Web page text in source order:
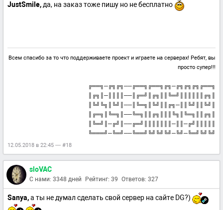
JustSmile,да, на заказ тоже пишу но не бесплатно
Всем спасибо за то что поддерживаете проект и играете на серверах! Ребят, вы
просто супер!!!
╔══╗─╔╗╔╗──╔══╗╔══╗╔╗─╔╗╔╗╔╗╔══╗
║╔╗║─║║║║──║╔═╝║╔╗║║╚═╝║║║║║║╔╗║
║╚╝╚╗║╚╝║──║╚═╗║╚╝║║╔╗─║║╚╝║║╚╝║
║╔═╗║╚═╗║──╚═╗║║╔╗║║║╚╗║╚═╗║║╔╗║
║╚═╝║─╔╝║──╔═╝║║║║║║║─║║─╔╝║║║║║
╚═══╝─╚═╝──╚══╝╚╝╚╝╚╝─╚╝─╚═╝╚╝╚╝
12.05.2018 в 22:45 — #18
sloVAC
С нами: 3348 дней Рейтинг: 39 Ответов: 327
Sanya,а ты не думал сделать свой сервер на сайте DG?)